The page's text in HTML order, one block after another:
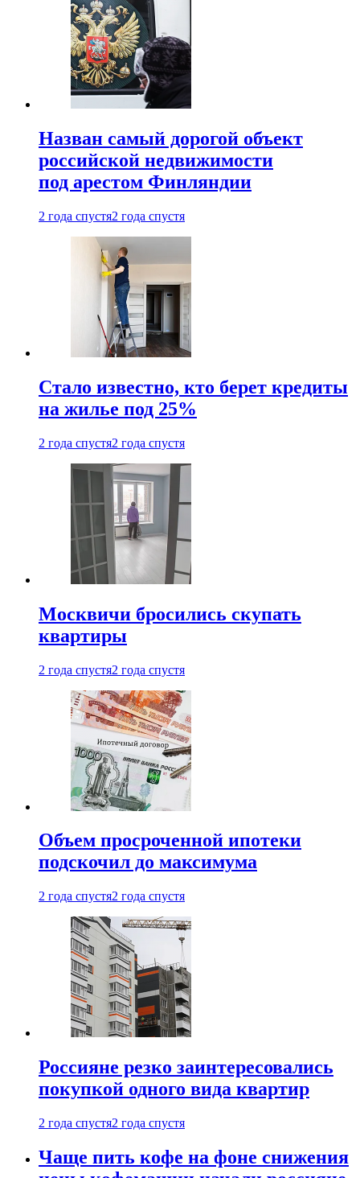
Назван самый дорогой объект
российской недвижимости
под арестом Финляндии
2 года спустя2 года спустя
Стало известно, кто берет кредиты
на жилье под 25%
2 года спустя2 года спустя
Москвичи бросились скупать
квартиры
2 года спустя2 года спустя
Объем просроченной ипотеки
подскочил до максимума
2 года спустя2 года спустя
Россияне резко заинтересовались
покупкой одного вида квартир
2 года спустя2 года спустя
Чаще пить кофе на фоне снижения